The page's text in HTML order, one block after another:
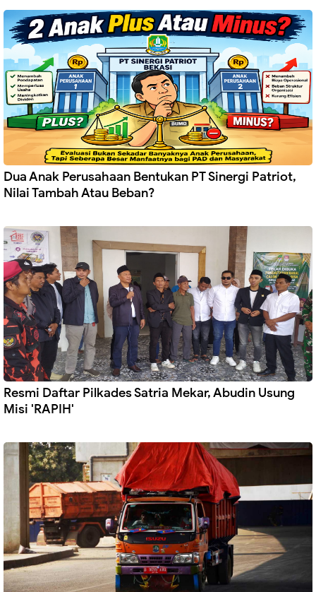
Dua Anak Perusahaan Bentukan PT Sinergi Patriot,
Nilai Tambah Atau Beban?
Resmi Daftar Pilkades Satria Mekar, Abudin Usung
Misi 'RAPIH'